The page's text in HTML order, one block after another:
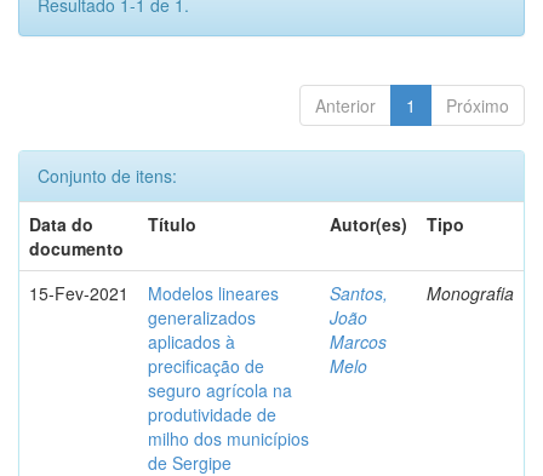
Resultado 1-1 de 1.
Anterior 1 Próximo
Conjunto de itens:
Data do
documento
Título Autor(es) Tipo
15-Fev-2021
Modelos lineares
generalizados
aplicados à
precificação de
seguro agrícola na
produtividade de
milho dos municípios
de Sergipe
Santos,
João
Marcos
Melo
Monografia